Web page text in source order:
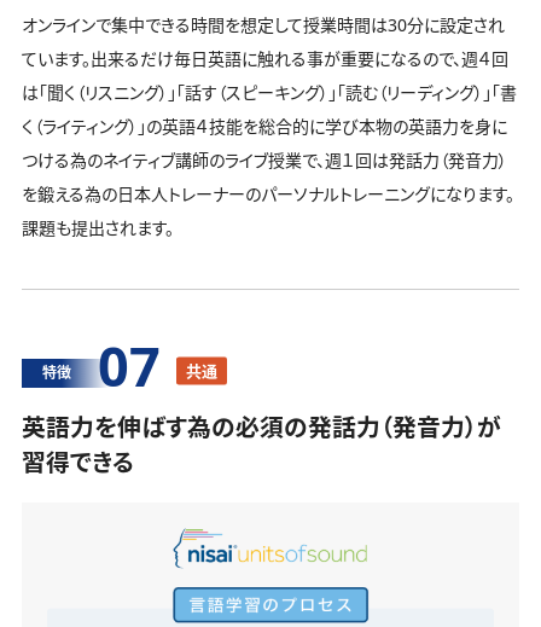
オンラインで集中できる時間を想定して授業時間は30分に設定され
ています。出来るだけ毎日英語に触れる事が重要になるので、週４回
は「聞く（リスニング）」「話す（スピーキング）」「読む（リーディング）」「書
く（ライティング）」の英語４技能を総合的に学び本物の英語力を身に
つける為のネイティブ講師のライブ授業で、週１回は発話力（発音力）
を鍛える為の日本人トレーナーのパーソナルトレーニングになります。
課題も提出されます。
特徴 07 共通
英語力を伸ばす為の必須の発話力（発音力）が
習得できる